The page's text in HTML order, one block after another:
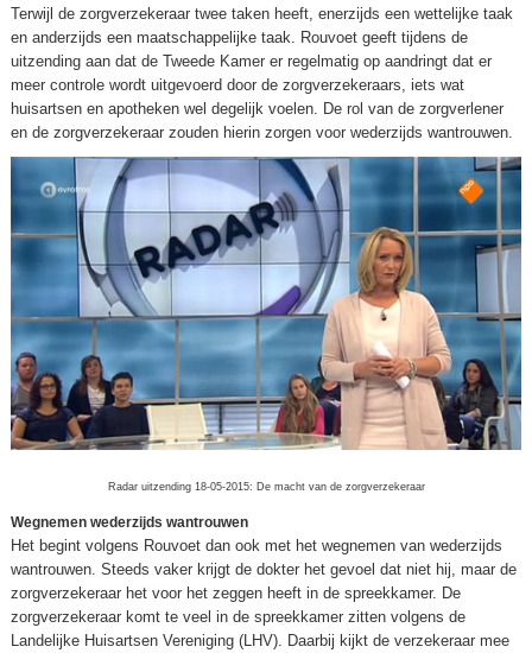
Terwijl de zorgverzekeraar twee taken heeft, enerzijds een wettelijke taak
en anderzijds een maatschappelijke taak. Rouvoet geeft tijdens de
uitzending aan dat de Tweede Kamer er regelmatig op aandringt dat er
meer controle wordt uitgevoerd door de zorgverzekeraars, iets wat
huisartsen en apotheken wel degelijk voelen. De rol van de zorgverlener
en de zorgverzekeraar zouden hierin zorgen voor wederzijds wantrouwen.
Radar uitzending 18-05-2015: De macht van de zorgverzekeraar
Wegnemen wederzijds wantrouwen
Het begint volgens Rouvoet dan ook met het wegnemen van wederzijds
wantrouwen. Steeds vaker krijgt de dokter het gevoel dat niet hij, maar de
zorgverzekeraar het voor het zeggen heeft in de spreekkamer. De
zorgverzekeraar komt te veel in de spreekkamer zitten volgens de
Landelijke Huisartsen Vereniging (LHV). Daarbij kijkt de verzekeraar mee